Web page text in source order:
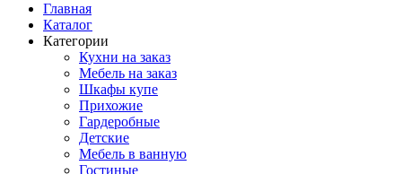
Главная
Каталог
Категории
Кухни на заказ
Мебель на заказ
Шкафы купе
Прихожие
Гардеробные
Детские
Мебель в ванную
Гостиные